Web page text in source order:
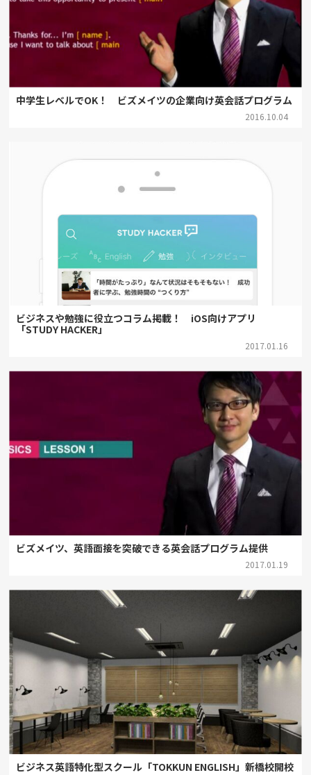
中学生レベルでOK！ ビズメイツの企業向け英会話プログラム
2016.10.04
ビジネスや勉強に役立つコラム掲載！ iOS向けアプリ
「STUDY HACKER」
2017.01.16
ビズメイツ、英語面接を突破できる英会話プログラム提供
2017.01.19
ビジネス英語特化型スクール「TOKKUN ENGLISH」新橋校開校